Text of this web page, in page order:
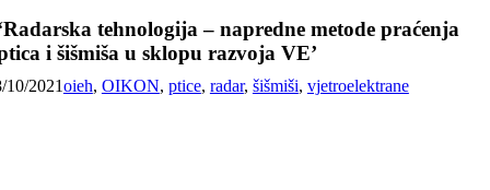
tehnologija – napredne metode praćenja
i šišmiša u sklopu razvoja VE’
10/2021oieh, OIKON, ptice, radar, šišmiši, vjetroelektrane